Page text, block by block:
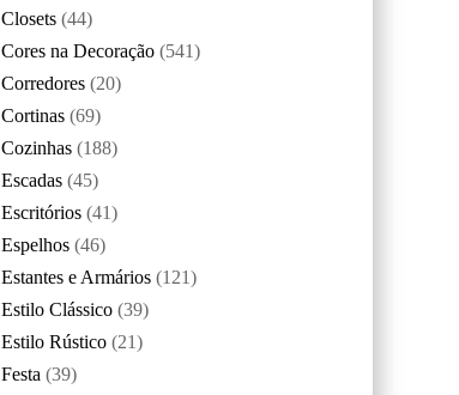
Closets (44)
Cores na Decoração (541)
Corredores (20)
Cortinas (69)
Cozinhas (188)
Escadas (45)
Escritórios (41)
Espelhos (46)
Estantes e Armários (121)
Estilo Clássico (39)
Estilo Rústico (21)
Festa (39)